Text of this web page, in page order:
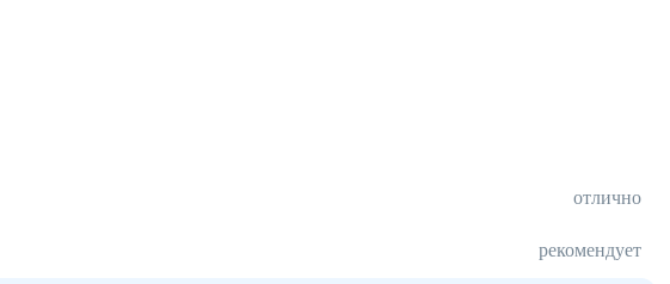
отлично
рекомендует